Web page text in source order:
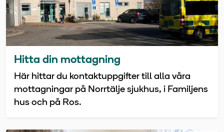
Hitta din mottagning
Här hittar du kontaktuppgifter till alla våra
mottagningar på Norrtälje sjukhus, i Familjens
hus och på Ros.